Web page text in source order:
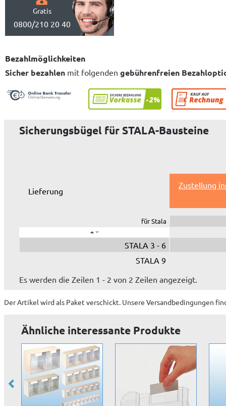
Gratis
0800/210 20 40
Bezahlmöglichkeiten
Sicher bezahlen mit folgenden gebührenfreien
Sicherungsbügel für STALA-Bausteine
Lieferung
Zustellung
für Stala
STALA 3 - 6
STALA 9
Es werden die Zeilen 1 - 2 von 2 Zeilen angezeigt.
Der Artikel wirdals Paket verschickt. Unsere Versandbedingungen
Ähnliche interessante Produkte